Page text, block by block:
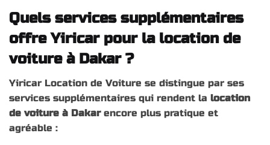
Quels services supplémentaires
offre Yiricar pour la location de
voiture à Dakar ?
Yiricar Location de Voiture se distingue par ses
services supplémentaires qui rendent la location
de voiture à Dakarencore plus pratique et
agréable :